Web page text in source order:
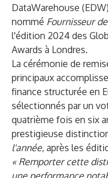
DataWarehouse
nommé Fournisseur
l'édition 2024 des
Awards à Londres.
La cérémonie de
principaux
finance structurée en
sélectionnés par un
quatrième fois en six
prestigieuse
l'année, après les
« Remporter cette
une performance